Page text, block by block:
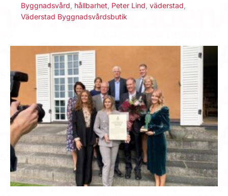
Byggnadsvård hållbarhet Peter Lind väderstad
Väderstad Byggnadsvårdsbutik